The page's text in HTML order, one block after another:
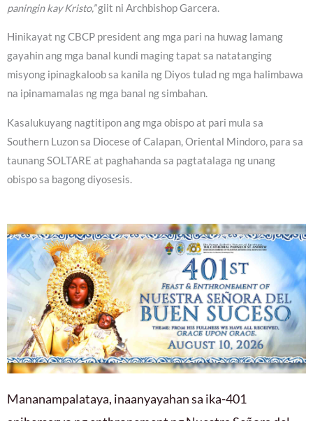
paningin kay Kristo,”giit ni Archbishop Garcera.
Hinikayat ng CBCP president ang mga pari na huwag lamang
gayahin ang mga banal kundi maging tapat sa natatanging
misyong ipinagkaloob sa kanila ng Diyos tulad ng mga halimbawa
na ipinamamalas ng mga banal ng simbahan.
Kasalukuyang nagtitipon ang mga obispo at pari mula sa
Southern Luzon sa Diocese of Calapan, Oriental Mindoro, para sa
taunang SOLTARE at paghahanda sa pagtatalaga ng unang
obispo sa bagong diyosesis.
Mananampalataya, inaanyayahan sa ika-401